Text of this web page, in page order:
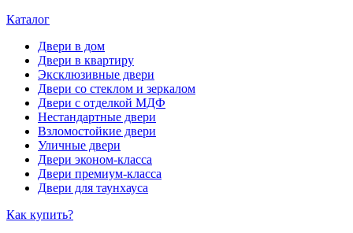
Каталог
Двери в дом
Двери в квартиру
Эксклюзивные двери
Двери со стеклом и зеркалом
Двери с отделкой МДФ
Нестандартные двери
Взломостойкие двери
Уличные двери
Двери эконом-класса
Двери премиум-класса
Двери для таунхауса
Как купить?